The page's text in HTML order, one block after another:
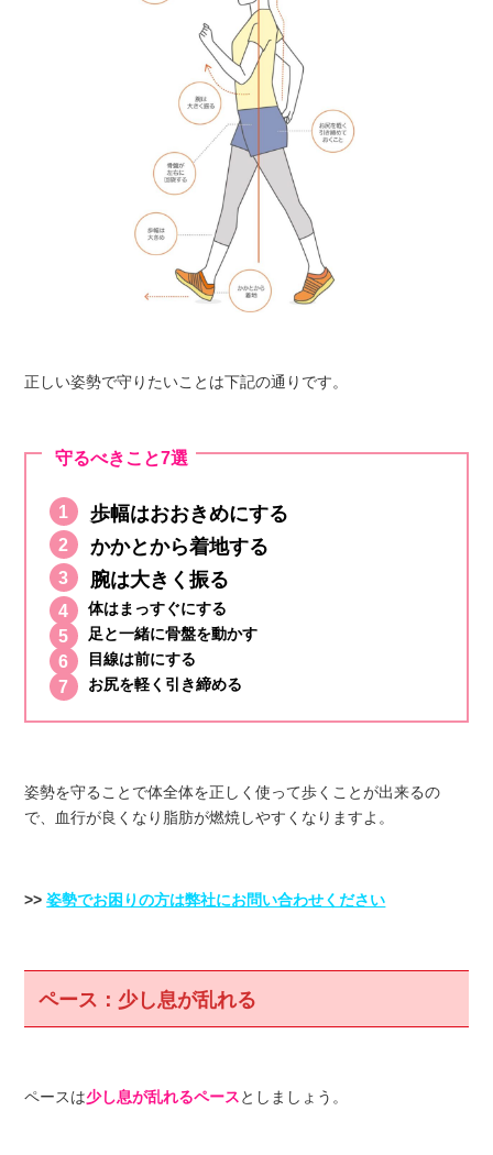
正しい姿勢で守りたいことは下記の通りです。
守るべきこと7選
歩幅はおおきめにする
かかとから着地する
腕は大きく振る
体はまっすぐにする
足と一緒に骨盤を動かす
目線は前にする
お尻を軽く引き締める
姿勢を守ることで体全体を正しく使って歩くことが出来るの
で、血行が良くなり脂肪が燃焼しやすくなりますよ。
>>姿勢でお困りの方は弊社にお問い合わせください
ペース：少し息が乱れる
ペースは少し息が乱れるペースとしましょう。